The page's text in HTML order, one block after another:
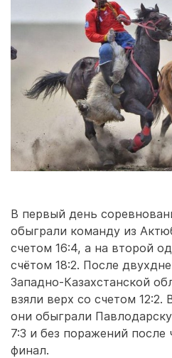
В первый день
обыграли команду из
счетом 16:4, а на второй
счётом 18:2. После
Западно-Казахстанской
взяли верх со счетом 12:2.
они обыграли
7:3 и без поражений
финал.